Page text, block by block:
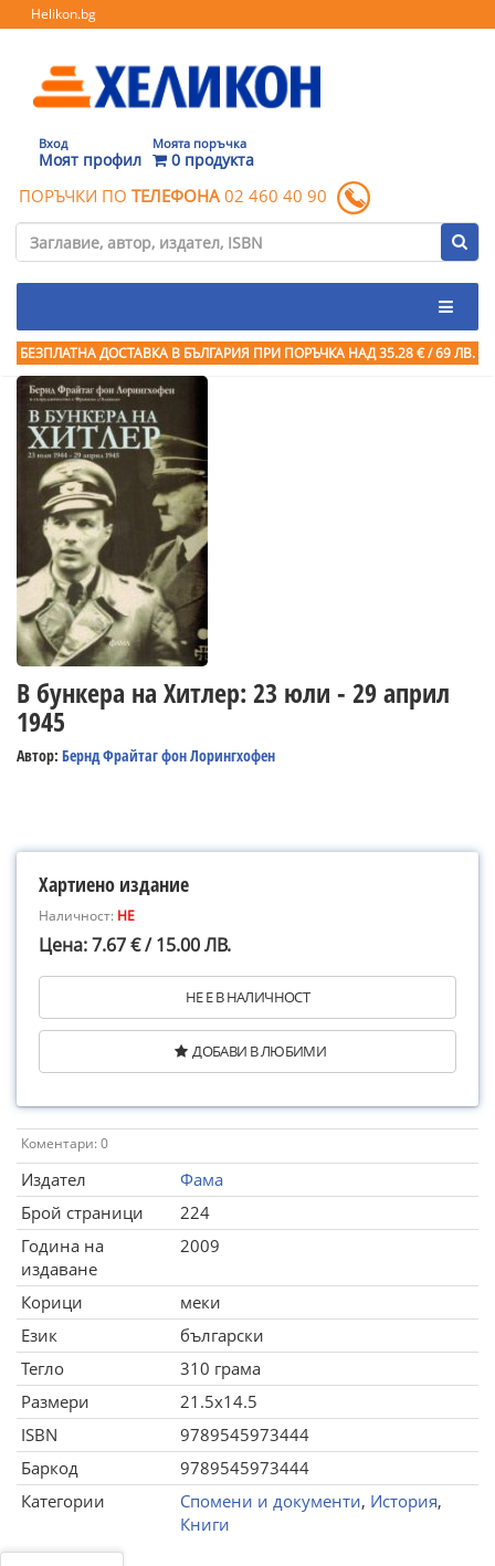
Helikon.bg
Вход
Моят профил
Моята поръчка
0 продукта
ПОРЪЧКИ ПО ТЕЛЕФОНА 02 460 40 90
БЕЗПЛАТНА ДОСТАВКА В БЪЛГАРИЯ ПРИ ПОРЪЧКА НАД 35.28 € / 69 ЛВ.
В бункера на Хитлер: 23 юли - 29 април
1945
Автор: Бернд Фрайтаг фон Лорингхофен
Хартиено издание
Наличност: НЕ
Цена: 7.67 € / 15.00 ЛВ.
НЕ Е В НАЛИЧНОСТ
ДОБАВИ В ЛЮБИМИ
Коментари: 0
Издател
Фама
Брой страници
224
Година на
издаване
2009
Корици
меки
Език
български
Тегло
310 грама
Размери
21.5x14.5
ISBN
9789545973444
Баркод
9789545973444
Категории
Спомени и документи, История,
Книги